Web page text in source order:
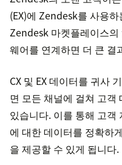
(EX)에 Zendesk를 사용
Zendesk 마켓플레이스
웨어를 연계하면 더 큰 결
CX 및 EX 데이터를 귀사
면 모든 채널에 걸쳐 고객
있습니다. 이를 통해 고객
에 대한 데이터를 정확하
을 제공할 수 있게 됩니다.